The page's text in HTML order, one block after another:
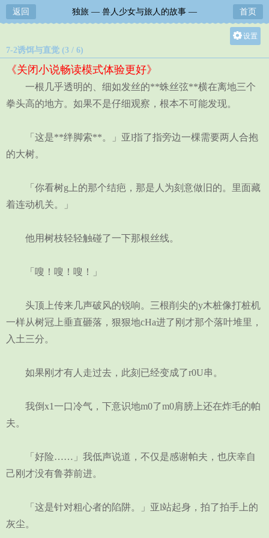
返回 独旅 ― 兽人少女与旅人的故事 ― 首页
设置
中
7-2诱饵与直觉 (3 / 6)
《关闭小说畅读模式体验更好》
一根几乎透明的、细如发丝的**蛛丝弦**横在离地三个
拳头高的地方。如果不是仔细观察，根本不可能发现。
「这是**绊脚索**。」亚l指了指旁边一棵需要两人合抱
的大树。
「你看树g上的那个结疤，那是人为刻意做旧的。里面藏
着连动机关。」
他用树枝轻轻触碰了一下那根丝线。
「嗖！嗖！嗖！」
头顶上传来几声破风的锐响。三根削尖的y木桩像打桩机
一样从树冠上垂直砸落，狠狠地cHa进了刚才那个落叶堆里，
入土三分。
如果刚才有人走过去，此刻已经变成了r0U串。
我倒x1一口冷气，下意识地m0了m0肩膀上还在炸毛的帕
夫。
「好险……」我低声说道，不仅是感谢帕夫，也庆幸自
己刚才没有鲁莽前进。
「这是针对粗心者的陷阱。」亚l站起身，拍了拍手上的
灰尘。